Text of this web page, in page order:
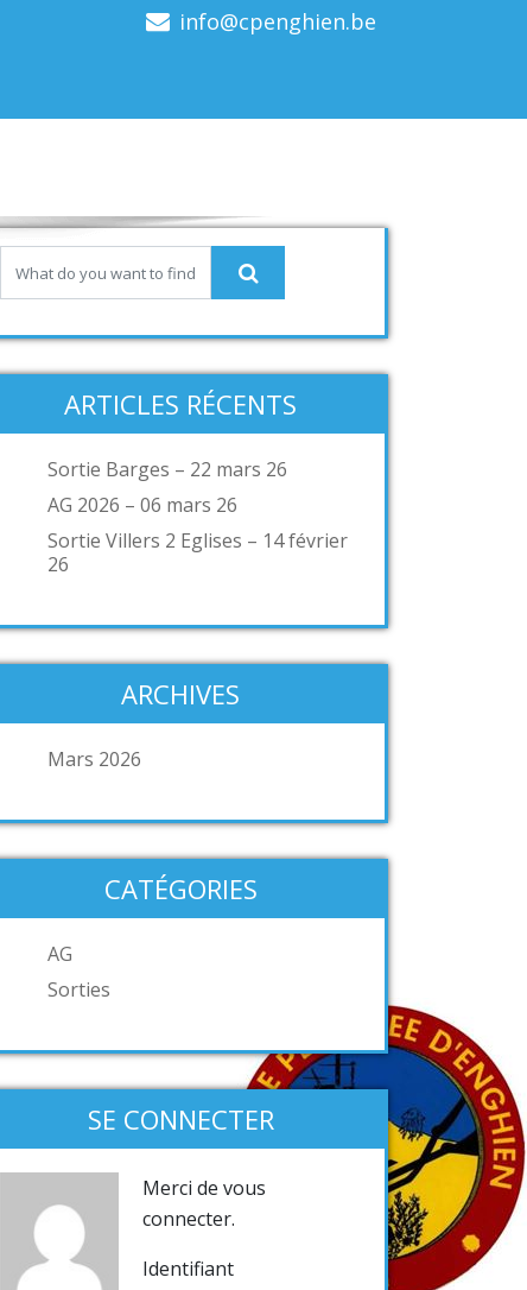
info@cpenghien.be
ARTICLES RÉCENTS
Sortie Barges – 22 mars 26
AG 2026 – 06 mars 26
Sortie Villers 2 Eglises – 14 février
26
ARCHIVES
Mars 2026
CATÉGORIES
AG
Sorties
SE CONNECTER
Merci de vous
connecter.
Identifiant